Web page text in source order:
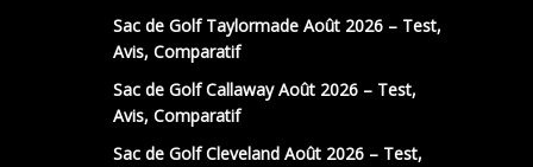
Sac de Golf Taylormade Août 2026 – Test,
Avis, Comparatif
Sac de Golf Callaway Août 2026 – Test,
Avis, Comparatif
Sac de Golf Cleveland Août 2026 – Test,